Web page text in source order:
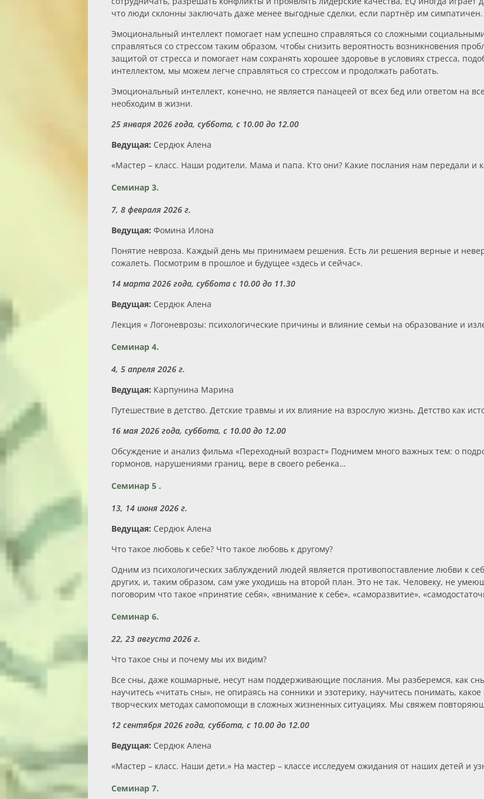
что люди склонны заключать даже менее выгодные сделки, если партнёр им симпатичен.
Эмоциональный интеллект помогает нам успешно справляться со сложными
справляться со стрессом таким образом, чтобы снизить вероятность возникновения
защитой от стресса и помогает нам сохранять хорошее здоровье в условиях стресса,
интеллектом, мы можем легче справляться со стрессом и продолжать работать.
Эмоциональный интеллект, конечно, не является панацеей от всех бед или ответом на
необходим в жизни.
25 января 2026 года, суббота, с 10.00 до 12.00
Ведущая: Сердюк Алена
«Мастер – класс. Наши родители. Мама и папа. Кто они? Какие послания нам передали и
Семинар 3.
7, 8 февраля 2026 г.
Ведущая:Фомина Илона
Понятие невроза. Каждый день мы принимаем решения. Есть ли решения верные и
сожалеть. Посмотрим в прошлое и будущее «здесь и сейчас».
14 марта 2026 года, суббота с 10.00 до 11.30
Ведущая: Сердюк Алена
Лекция « Логоневрозы: психологические причины и влияние семьи на образование и
Семинар 4.
4, 5 апреля 2026 г.
Ведущая: Карпунина Марина
Путешествие в детство. Детские травмы и их влияние на взрослую жизнь. Детство как
16 мая 2026 года, суббота, с 10.00 до 12.00
Обсуждение и анализ фильма «Переходный возраст» Поднимем много важных тем: о
гормонов, нарушениями границ, вере в своего ребенка…
Семинар 5 .
13, 14 июня 2026 г.
Ведущая: Сердюк Алена
Что такое любовь к себе? Что такое любовь к другому?
Одним из психологических заблуждений людей является противопоставление любви к
других, и, таким образом, сам уже уходишь на второй план. Это не так. Человеку, не
поговорим что такое «принятие себя», «внимание к себе», «саморазвитие»,
Семинар 6.
22, 23 августа 2026 г.
Что такое сны и почему мы их видим?
Все сны, даже кошмарные, несут нам поддерживающие послания. Мы разберемся, как
научитесь «читать сны», не опираясь на сонники и эзотерику, научитесь понимать,
творческих методах самопомощи в сложных жизненных ситуациях. Мы свяжем
12 сентября 2026 года, суббота, с 10.00 до 12.00
Ведущая: Сердюк Алена
«Мастер – класс. Наши дети.» На мастер – классе исследуем ожидания от наших детей и
Семинар 7.